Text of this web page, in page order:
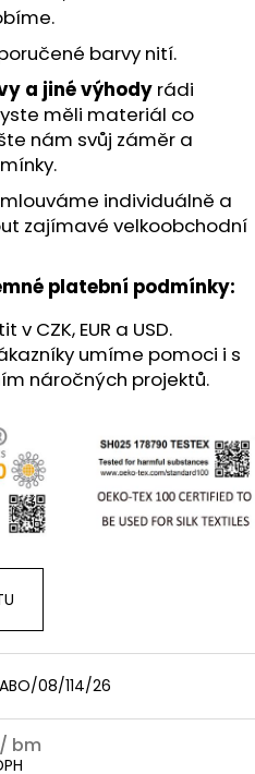
barvy nití.
a jiné výhody rádi
měli materiál co
nám svůj záměr a
individuálně a
zajímavé velkoobchodní
platební podmínky:
v CZK, EUR a USD.
umíme pomoci i s
náročných projektů.
08/114/26
/ bm